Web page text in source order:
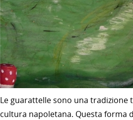
Le guarattelle sono una
cultura napoletana. Questa forma